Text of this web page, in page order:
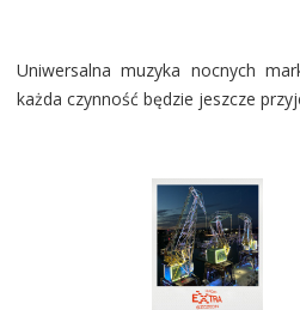
Uniwersalna muzyka nocnych
każda czynność będzie jeszcze